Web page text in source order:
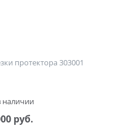
протектора 303001
наличии
руб.